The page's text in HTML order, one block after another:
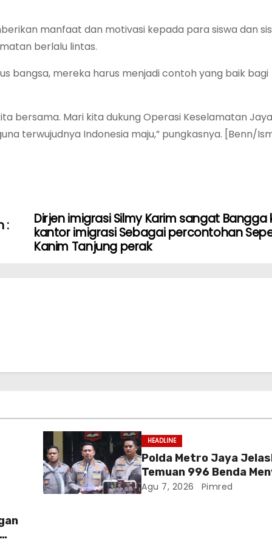
manfaat dan motivasi kepada para siswa dan
berlalu lintas.
bangsa, mereka harus menjadi contoh yang baik bagi
bersama. Mari kita dukung Operasi Keselamatan
terwujudnya Indonesia maju,” pungkasnya. [Benn/
Dirjen imigrasi Silmy Karim sangat Bangga
kantor imigrasi Sebagai percontohan
Kanim Tanjung perak
:
HEADLINE
Polda Metro Jaya
Temuan 996 Benda
Senjata di Yayasan
Agu 7, 2026 Pimred